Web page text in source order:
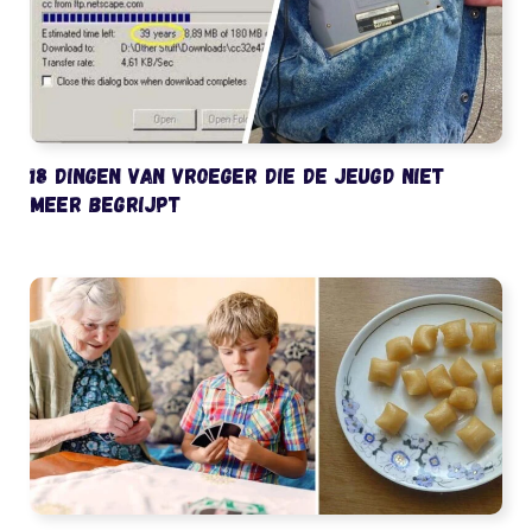
18 dingen van vroeger die de jeugd niet
meer begrijpt